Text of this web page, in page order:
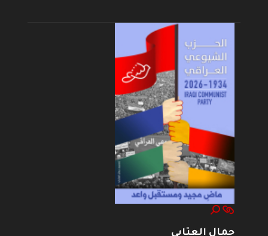
جمال العتابي